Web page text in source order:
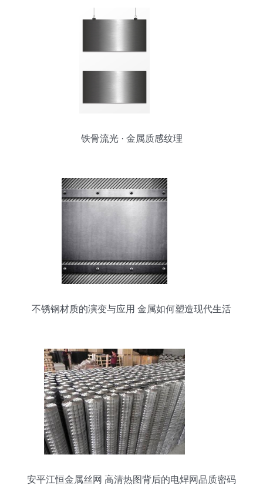
铁骨流光 · 金属质感纹理
不锈钢材质的演变与应用 金属如何塑造现代生活
安平江恒金属丝网 高清热图背后的电焊网品质密码